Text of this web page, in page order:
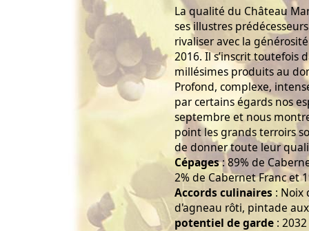
La qualité du Château
ses illustres
rivaliser avec la
2016. Il s’inscrit toutefois
millésimes produits au
Profond, complexe,
par certains égards nos
septembre et nous
point les grands terroirs
de donner toute leur
Cépages: 89% de
2% de Cabernet Franc et
Accords culinaires : Noix
d'agneau rôti, pintade
potentiel de garde : 2032